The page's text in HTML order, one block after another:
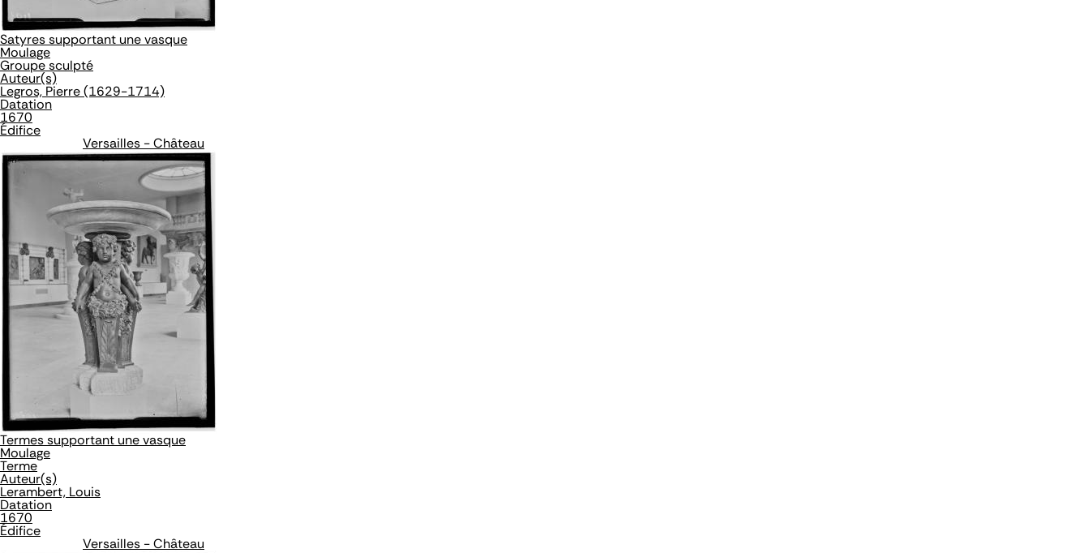
Satyres supportant une vasque
Moulage
Groupe sculpté
Auteur(s)
Legros, Pierre (1629-1714)
Datation
1670
Édifice
Versailles - Château
Termes supportant une vasque
Moulage
Terme
Auteur(s)
Lerambert, Louis
Datation
1670
Édifice
Versailles - Château